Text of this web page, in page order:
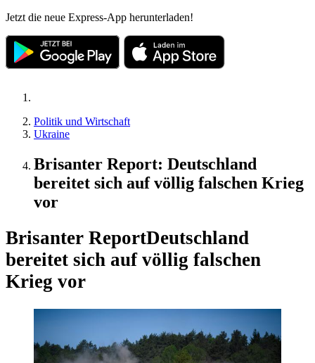
Jetzt die neue Express-App herunterladen!
Politik und Wirtschaft
Ukraine
Brisanter Report: Deutschland
bereitet sich auf völlig falschen Krieg
vor
Brisanter ReportDeutschland
bereitet sich auf völlig falschen
Krieg vor